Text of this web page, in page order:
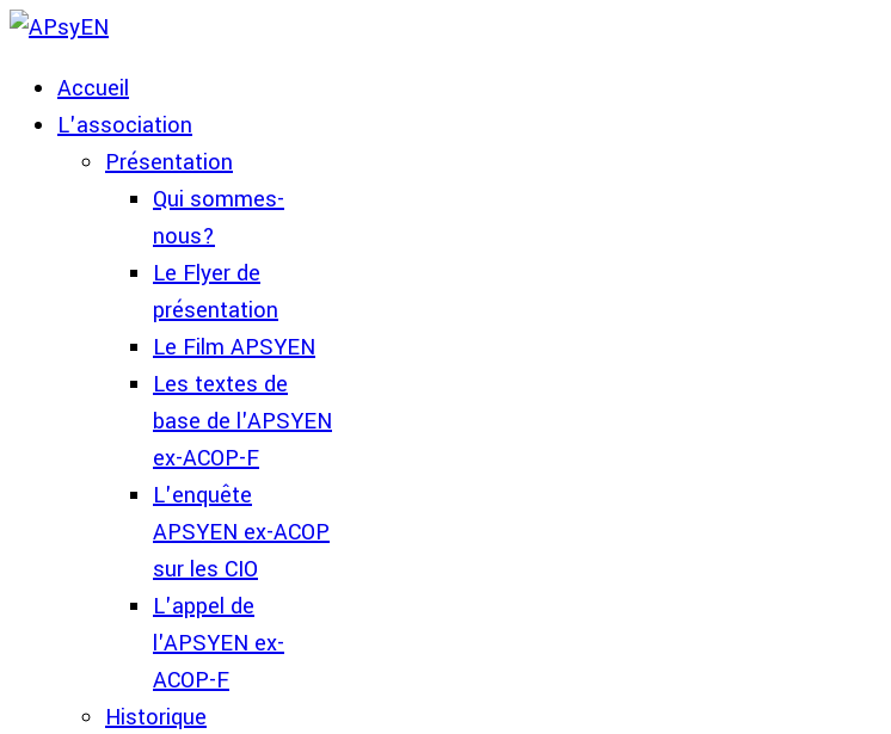
Accueil
L'association
Présentation
Qui sommes-
nous?
Le Flyer de
présentation
Le Film APSYEN
Les textes de
base de l'APSYEN
ex-ACOP-F
L'enquête
APSYEN ex-ACOP
sur les CIO
L'appel de
l'APSYEN ex-
ACOP-F
Historique